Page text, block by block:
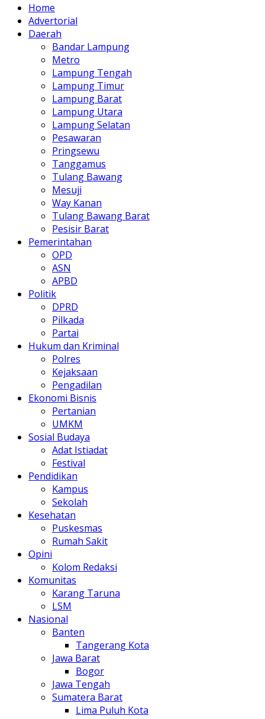
Home
Advertorial
Daerah
Bandar Lampung
Metro
Lampung Tengah
Lampung Timur
Lampung Barat
Lampung Utara
Lampung Selatan
Pesawaran
Pringsewu
Tanggamus
Tulang Bawang
Mesuji
Way Kanan
Tulang Bawang Barat
Pesisir Barat
Pemerintahan
OPD
ASN
APBD
Politik
DPRD
Pilkada
Partai
Hukum dan Kriminal
Polres
Kejaksaan
Pengadilan
Ekonomi Bisnis
Pertanian
UMKM
Sosial Budaya
Adat Istiadat
Festival
Pendidikan
Kampus
Sekolah
Kesehatan
Puskesmas
Rumah Sakit
Opini
Kolom Redaksi
Komunitas
Karang Taruna
LSM
Nasional
Banten
Tangerang Kota
Jawa Barat
Bogor
Jawa Tengah
Sumatera Barat
Lima Puluh Kota